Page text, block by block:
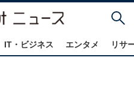
IT・ビジネス エンタメ リサ